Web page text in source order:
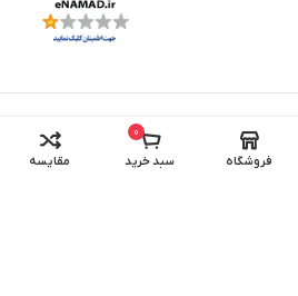
مطلق به فروشگاه آرایشی شاهین
می باشد.
فروشگاه
0
سبد خرید مقایسه